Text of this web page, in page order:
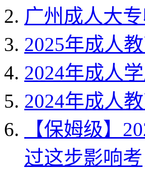
广州成人大
2025年成人
2024年成人
2024年成人
【保姆级】
过这步影响考